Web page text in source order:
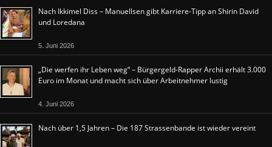
Nach Ikkimel Diss – Manuellsen gibt Karriere-Tipp an Shirin David
und Loredana
5. Juni 2026
„Die werfen ihr Leben weg“ – Bürgergeld-Rapper Archii erhält 3.000
Euro im Monat und macht sich über Arbeitnehmer lustig
4. Juni 2026
Nach über 1,5 Jahren – Die 187 Strassenbande ist wieder vereint